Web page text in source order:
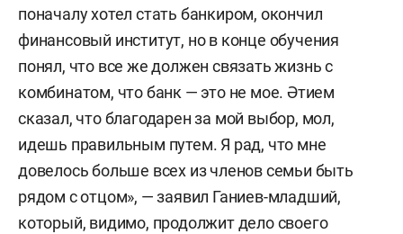
поначалу хотел стать банкиром, окончил
финансовый институт, но в конце обучения
понял, что все же должен связать жизнь с
комбинатом, что банк — это не мое. Әтием
сказал, что благодарен за мой выбор, мол,
идешь правильным путем. Я рад, что мне
довелось больше всех из членов семьи быть
рядом с отцом», — заявил Ганиев-младший,
который, видимо, продолжит дело своего